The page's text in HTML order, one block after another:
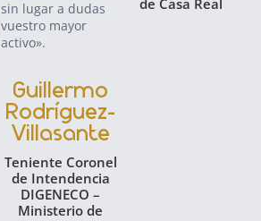
sin lugar a dudas
vuestro mayor
activo».
Guillermo
Rodríguez-
Villasante
Teniente Coronel
de Intendencia
DIGENECO –
Ministerio de
de Casa Real